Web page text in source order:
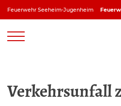
Feuerwehr Seeheim-Jugenheim
Verkehrsunfall